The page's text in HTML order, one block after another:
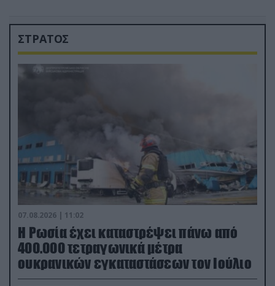
ΣΤΡΑΤΟΣ
07.08.2026 | 11:02
Η Ρωσία έχει καταστρέψει πάνω από
400.000 τετραγωνικά μέτρα
ουκρανικών εγκαταστάσεων τον Ιούλιο